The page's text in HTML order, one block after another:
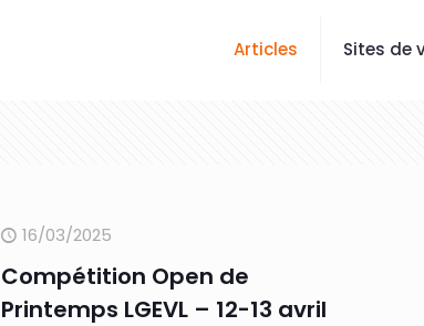
Articles Sites de
16/03/2025
Compétition Open de
Printemps LGEVL – 12-13 avril